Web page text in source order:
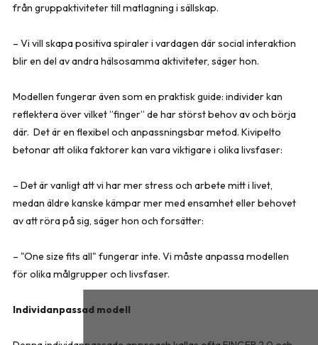
från gruppaktiviteter till matlagning i sällskap.
– Vi vill skapa positiva spiraler i vardagen där social interaktion
blir en del av andra hälsosamma aktiviteter, säger hon.
Modellen fungerar även som en praktisk guide: individer kan
reflektera över vilket ”finger” de har störst behov av och börja
där. Det är en flexibel och anpassningsbar metod. Kivipelto
betonar att olika faktorer kan vara viktigare i olika livsfaser:
– Det är vanligt att vi har mer stress och arbete mitt i livet,
medan äldre kanske kämpar mer med ensamhet eller behovet
av att röra på sig, säger hon och forsätter:
– "One size fits all" fungerar inte. Vi måste anpassa modellen
för olika målgrupper och livsfaser.
Individanpassad modell